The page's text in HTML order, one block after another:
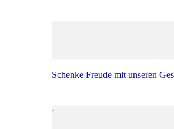
Schenke Freude mit unseren